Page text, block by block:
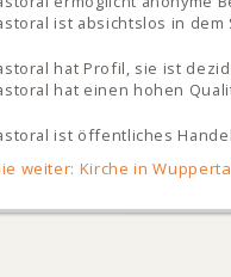
ist absichtslos in
hat Profil, sie ist
hat einen hohen
ist öffentliches
weiter: Kirche in